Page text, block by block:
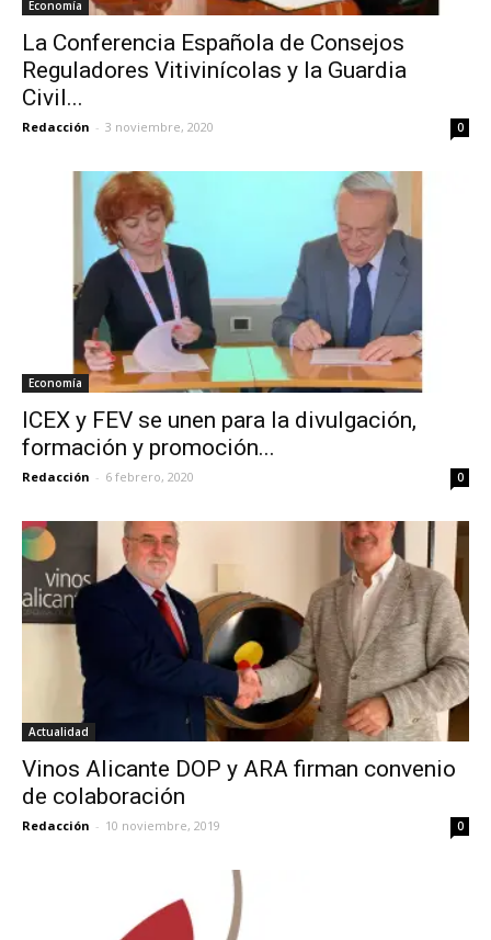
Economía
La Conferencia Española de Consejos
Reguladores Vitivinícolas y la Guardia
Civil...
Redacción - 3 noviembre, 2020 0
Economía
ICEX y FEV se unen para la divulgación,
formación y promoción...
Redacción - 6 febrero, 2020 0
Actualidad
Vinos Alicante DOP y ARA firman convenio
de colaboración
Redacción - 10 noviembre, 2019 0